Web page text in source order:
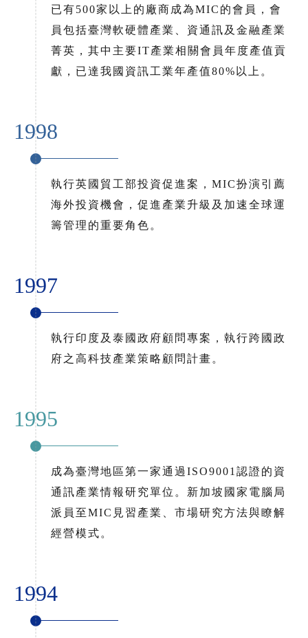
已有500家以上的廠商成為MIC的會員，會
員包括臺灣軟硬體產業、資通訊及金融產業
菁英，其中主要IT產業相關會員年度產值貢
獻，已達我國資訊工業年產值80%以上。
1998
執行英國貿工部投資促進案，MIC扮演引薦
海外投資機會，促進產業升級及加速全球運
籌管理的重要角色。
1997
執行印度及泰國政府顧問專案，執行跨國政
府之高科技產業策略顧問計畫。
1995
成為臺灣地區第一家通過ISO9001認證的資
通訊產業情報研究單位。新加坡國家電腦局
派員至MIC見習產業、市場研究方法與瞭解
經營模式。
1994